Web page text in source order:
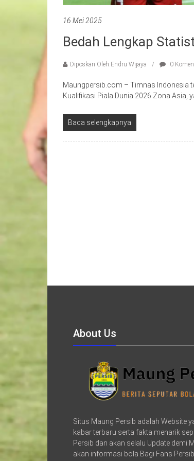
16 Mei 2025
Bedah Lengkap
Diposkan Oleh:Endru Wijaya 0
Maungpersib.com – Timnas Indonesia
Kualifikasi Piala Dunia 2026 Zona Asia,
Baca selengkapnya
About Us
Situs Maung Persib adalah Website
kabar terbaru serta fakta menarik
Persib dan akan selalu Update demi
akan informasi bola Bagi Fans